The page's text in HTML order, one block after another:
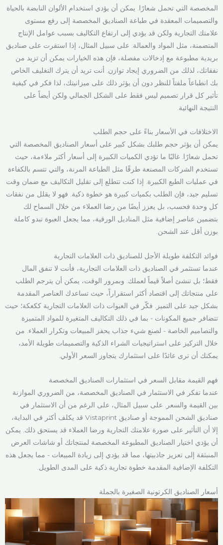
المخصصة التي تحمل شعارًا. يمكن أن يؤدي استخدام الألوان النابضة بالحياة
والتصميمات المعقدة في طباعة الصناديق المخصصة إلى رفع مستوى
علامتك التجارية ولكن قد يؤدي إلى ارتفاع التكاليف بسبب عوامل الإنتاج
المتضمنة، مثل المواد والعمالة. على سبيل المثال، إذا استقرت على صناديق
بريدية مطبوعة مع إدخالات مفصلة، فإن هذه الخيارات يمكن أن تزيد من
نفقاتك، لذلك من الضروري إيجاد توازن. أنت تريد أن يترك التغليف الخاص
بك انطباعاً ملفتاً للنظر دون أن يؤثر ذلك على ميزانيتك، لذا فكر في كيفية
تأثير كل قرار تصميم ليس فقط على الشكل الجمالي ولكن أيضاً على
النتيجة النهائية.
الاختلافات في الأسعار بناءً على حجم الطلب
يمكن أن يؤثر حجم طلبك بشكل كبير على أسعار الصناديق المخصصة التي
تحمل شعارًا. غالبًا ما تؤدي الكميات الكبيرة إلى أسعار أكثر ملاءمة، حيث
تستخدم الشركات المصنعة طرقًا مثل الطباعة المرنة، والتي تتسم بالكفاءة
في عمليات الطبع الكبيرة. إذا كنت تتطلع إلى تقليل التكاليف مع ضمان وقت
تسليم جيد، فإن الطلب بكميات كبيرة هو خطوة ذكية. فهو لا يقلل من نفقات
كل وحدة فحسب، بل يعزز أيضًا من رضا العملاء من خلال السماح لك
بتضمين عناصر إضافية مثل المناديل الورقية، مما يجعل العبوة تبدو كاملة
بوزن أقل عند الشحن.
فوائد التكلفة طويلة الأجل للصناديق ذات العلامات التجارية
عندما تستثمر في الصناديق ذات العلامات التجارية، فأنت لا تنفق المال
فقط؛ بل تنشئ أصلاً قيماً لعملك. وبمرور الوقت، يمكن أن يترجم الطلب
على منتجاتك إلى اقتصاد أكثر استقراراً، حيث تساعدك العناصر المقدمة
بشكل جيد على التميز. فكّر في العبوات ذات العلامات التجارية ككعكة؛ حيث
تتضافر جميع المكونات - بما في ذلك التكاليف المتغيرة للمواد المتميزة
والتصاميم الخاصة - لصنع شيء جذاب يحفز المبيعات وتكرار العملاء. من
خلال التركيز على استراتيجيات الشراء الذكية والتصميمات طويلة الأمد،
يمكنك أن ترى عائدًا على استثمارك يتجاوز السعر الأولي.
فهم القيمة مقابل السعر في استثمارات الصناديق المخصصة
عندما تفكر في الاستثمار في الصناديق المخصصة، من الضروري الموازنة
بين القيمة والسعر. على سبيل المثال، على الرغم من أن الاستثمار في
صناديق الشحن المموجة أو صناديق Vistaprint قد يكلف أكثر في البداية،
إلا أن التأثير على صورة علامتك التجارية ورضا العملاء قد يستحق ذلك. يمكن
أن يؤدي اختيار الصناديق المطبوعة المخصصة لمنتجاتك أو شاشات العرض
المنبثقة إلى تعزيز جاذبيتها، مما قد يؤدي إلى زيادة المبيعات - مما يجعل هذه
التكلفة الإضافية المقدمة خطوة تجارية ذكية على المدى الطويل.
أسعار الصناديق الكرتونية الصغيرة بالجملة